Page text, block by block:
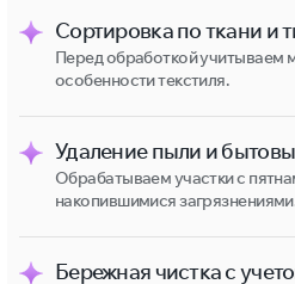
Сортировка по ткани и
Перед обработкой учитываем
особенности текстиля.
Удаление пыли и
Обрабатываем участки с
накопившимися
Бережная чистка с